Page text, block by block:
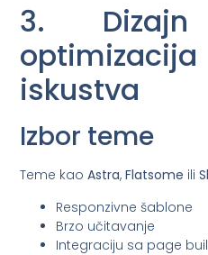
3.
iskustva
Izbor teme
Teme kaoAstra,Flatsome ili
Responzivne šablone
Brzo učitavanje
Integraciju sa page